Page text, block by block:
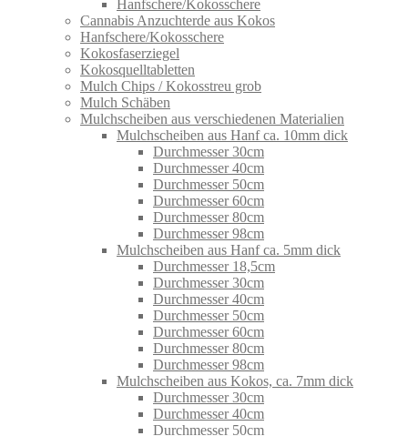
Hanfschere/Kokosschere
Cannabis Anzuchterde aus Kokos
Hanfschere/Kokosschere
Kokosfaserziegel
Kokosquelltabletten
Mulch Chips / Kokosstreu grob
Mulch Schäben
Mulchscheiben aus verschiedenen Materialien
Mulchscheiben aus Hanf ca. 10mm dick
Durchmesser 30cm
Durchmesser 40cm
Durchmesser 50cm
Durchmesser 60cm
Durchmesser 80cm
Durchmesser 98cm
Mulchscheiben aus Hanf ca. 5mm dick
Durchmesser 18,5cm
Durchmesser 30cm
Durchmesser 40cm
Durchmesser 50cm
Durchmesser 60cm
Durchmesser 80cm
Durchmesser 98cm
Mulchscheiben aus Kokos, ca. 7mm dick
Durchmesser 30cm
Durchmesser 40cm
Durchmesser 50cm